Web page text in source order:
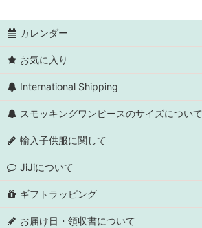
カレンダー
お気に入り
International Shipping
スモッキングワンピースのサイズについて
輸入子供服に関して
JiJiについて
ギフトラッピング
お届け日・領収書について